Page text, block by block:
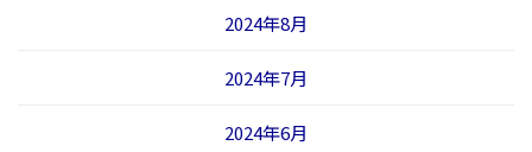
2024年8月
2024年7月
2024年6月